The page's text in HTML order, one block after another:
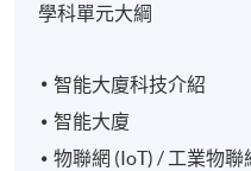
學科單元大綱
智能大廈科技介紹
智能大廈
物聯網 (IoT) / 工業物聯